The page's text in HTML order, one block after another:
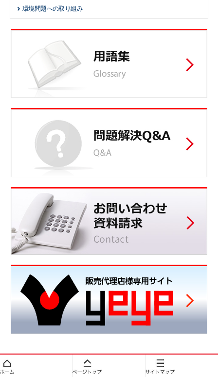
環境問題への取り組み